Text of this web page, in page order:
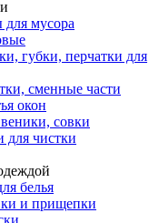
мусора
губки, перчатки для
сменные части
окон
совки
для чистки
белья
и прищепки